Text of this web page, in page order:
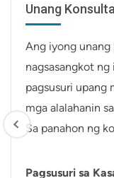
Unang
Ang iyong unang
nagsasangkot ng
pagsusuri upang
mga alalahanin
Sa panahon ng
Pagsusuri sa